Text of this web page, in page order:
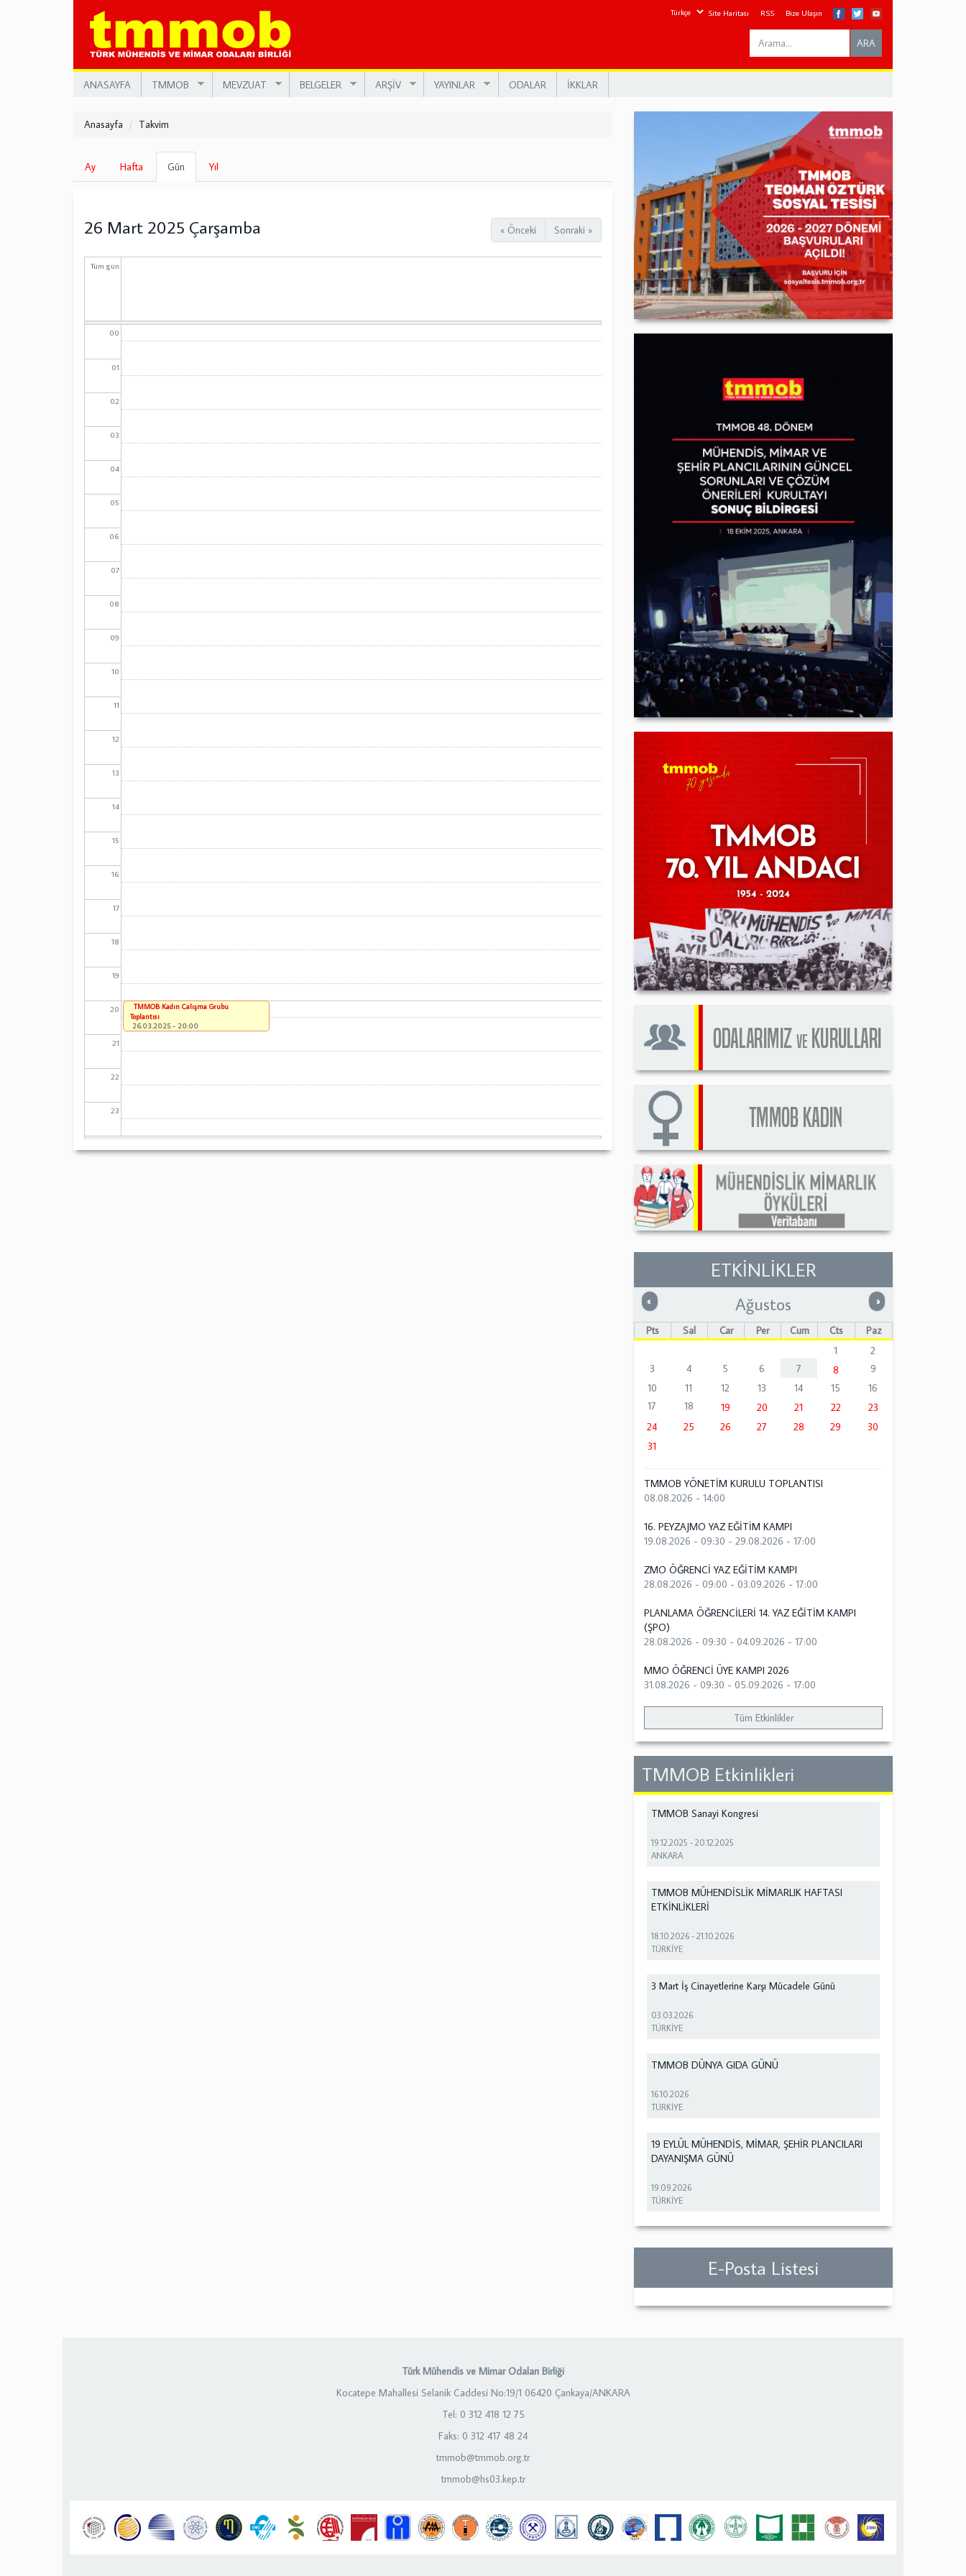
Site Haritası RSS Bize Ulaşın
Search
this
ARA
ANASAYFA TMMOB MEVZUAT BELGELER ARŞİV YAYINLAR ODALAR İKKLAR
Anasayfa Takvim
Birincil
sekmeler
Ay Hafta Gün
sekme)
Yıl
« Önceki Sonraki »
26 Mart 2025 Çarşamba
Tüm gün
00
01
02
03
04
05
06
07
08
09
10
11
12
13
14
15
16
17
18
19
20
21
22
23
TMMOB Kadın Çalışma Grubu
Toplantısı
26.03.2025 - 20:00
ETKİNLİKLER
« Önceki »Sonraki
Ağustos
Pts Sal Çar Per Cum Cts
Paz
1
2
3
4 5 6 7 8
9
10
11 12 13 14 15
16
17
18 19 20 21 22
23
24
25 26 27 28 29
30
31
TMMOB YÖNETİM KURULU TOPLANTISI
08.08.2026 - 14:00
16. PEYZAJMO YAZ EĞİTİM KAMPI
19.08.2026 - 09:30 -29.08.2026 - 17:00
ZMO ÖĞRENCİ YAZ EĞİTİM KAMPI
28.08.2026 - 09:00 -03.09.2026 - 17:00
PLANLAMA ÖĞRENCİLERİ 14. YAZ EĞİTİM KAMPI
(ŞPO)
28.08.2026 - 09:30 -04.09.2026 - 17:00
MMO ÖĞRENCİ ÜYE KAMPI 2026
31.08.2026 - 09:30 -05.09.2026 - 17:00
Tüm Etkinlikler
TMMOB Etkinlikleri
TMMOB Sanayi Kongresi
19.12.2025 -20.12.2025
ANKARA
TMMOB MÜHENDİSLİK MİMARLIK HAFTASI
ETKİNLİKLERİ
18.10.2026 -21.10.2026
TÜRKİYE
3 Mart İş Cinayetlerine Karşı Mücadele Günü
03.03.2026
TÜRKİYE
TMMOB DÜNYA GIDA GÜNÜ
16.10.2026
TÜRKİYE
19 EYLÜL MÜHENDİS, MİMAR, ŞEHİR PLANCILARI
DAYANIŞMA GÜNÜ
19.09.2026
TÜRKİYE
E-Posta Listesi
Türk Mühendis ve Mimar Odaları Birliği
Kocatepe Mahallesi Selanik Caddesi No:19/1 06420 Çankaya/ANKARA
Tel: 0 312 418 12 75
Faks: 0 312 417 48 24
tmmob@tmmob.org.tr
tmmob@hs03.kep.tr